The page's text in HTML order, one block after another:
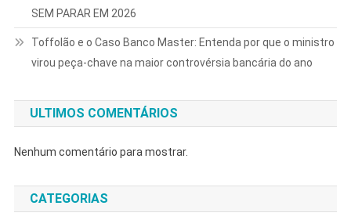
SEM PARAR EM 2026
Toffolão e o Caso Banco Master: Entenda por que o ministro
virou peça-chave na maior controvérsia bancária do ano
ULTIMOS COMENTÁRIOS
Nenhum comentário para mostrar.
CATEGORIAS